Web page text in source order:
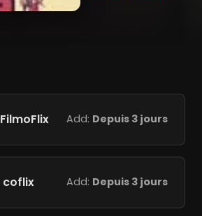
FilmoFlix Add: Depuis 3 jours
coflix Add: Depuis 3 jours